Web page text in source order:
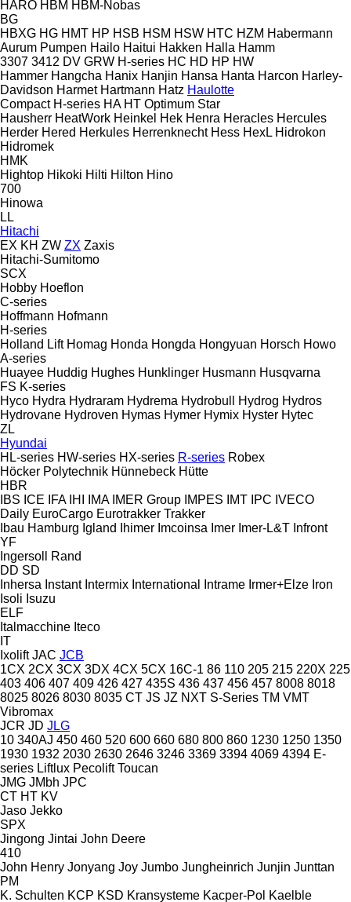
HARO HBM HBM-Nobas
BG
HBXG HG HMT HP HSB HSM HSW HTC HZM Habermann
Aurum Pumpen Hailo Haitui Hakken Halla Hamm
3307 3412 DV GRW H-series HC HD HP HW
Hammer Hangcha Hanix Hanjin Hansa Hanta Harcon Harley-
Davidson Harmet Hartmann Hatz Haulotte
Compact H-series HA HT Optimum Star
Hausherr HeatWork Heinkel Hek Henra Heracles Hercules
Herder Hered Herkules Herrenknecht Hess HexL Hidrokon
Hidromek
HMK
Hightop Hikoki Hilti Hilton Hino
700
Hinowa
LL
Hitachi
EX KH ZW ZX Zaxis
Hitachi-Sumitomo
SCX
Hobby Hoeflon
C-series
Hoffmann Hofmann
H-series
Holland Lift Homag Honda Hongda Hongyuan Horsch Howo
A-series
Huayee Huddig Hughes Hunklinger Husmann Husqvarna
FS K-series
Hyco Hydra Hydraram Hydrema Hydrobull Hydrog Hydros
Hydrovane Hydroven Hymas Hymer Hymix Hyster Hytec
ZL
Hyundai
HL-series HW-series HX-series R-series Robex
Höcker Polytechnik Hünnebeck Hütte
HBR
IBS ICE IFA IHI IMA IMER Group IMPES IMT IPC IVECO
Daily EuroCargo Eurotrakker Trakker
Ibau Hamburg Igland Ihimer Imcoinsa Imer Imer-L&T Infront
YF
Ingersoll Rand
DD SD
Inhersa Instant Intermix International Intrame Irmer+Elze Iron
Isoli Isuzu
ELF
Italmacchine Iteco
IT
Ixolift JAC JCB
1CX 2CX 3CX 3DX 4CX 5CX 16C-1 86 110 205 215 220X 225
403 406 407 409 426 427 435S 436 437 456 457 8008 8018
8025 8026 8030 8035 CT JS JZ NXT S-Series TM VMT
Vibromax
JCR JD JLG
10 340AJ 450 460 520 600 660 680 800 860 1230 1250 1350
1930 1932 2030 2630 2646 3246 3369 3394 4069 4394 E-
series Liftlux Pecolift Toucan
JMG JMbh JPC
CT HT KV
Jaso Jekko
SPX
Jingong Jintai John Deere
410
John Henry Jonyang Joy Jumbo Jungheinrich Junjin Junttan
PM
K. Schulten KCP KSD Kransysteme Kacper-Pol Kaelble